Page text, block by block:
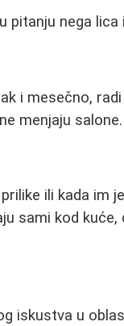
pitanju nega lica
i mesečno,
menjaju salone.
ili kada im
sami kod
iskustva u